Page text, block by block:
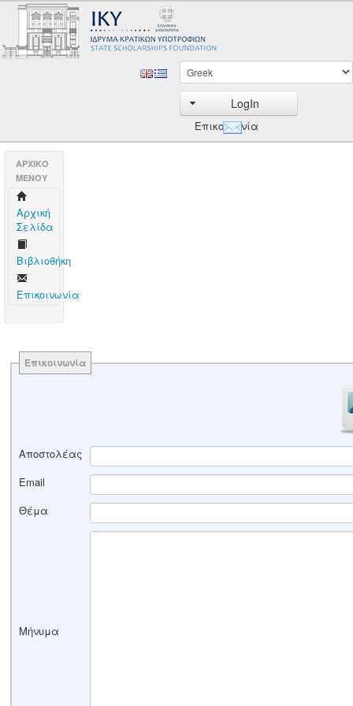
LogIn
Επικοινωνία
AΡΧΙΚΟ
ΜΕΝΟΥ
Aρχική
Σελίδα
Βιβλιοθήκη
Επικοινωνία
Επικοινωνία
Αποστολέας
Email
Θέμα
Μήνυμα